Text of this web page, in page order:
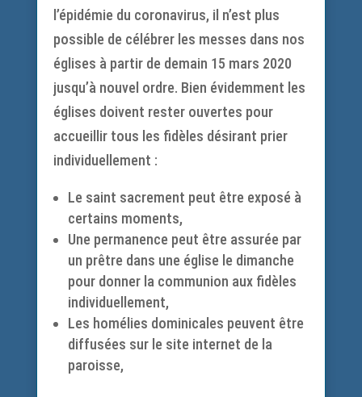
l’épidémie du coronavirus, il n’est plus
possible de célébrer les messes dans nos
églises à partir de demain 15 mars 2020
jusqu’à nouvel ordre. Bien évidemment les
églises doivent rester ouvertes pour
accueillir tous les fidèles désirant prier
individuellement :
Le saint sacrement peut être exposé à
certains moments,
Une permanence peut être assurée par
un prêtre dans une église le dimanche
pour donner la communion aux fidèles
individuellement,
Les homélies dominicales peuvent être
diffusées sur le site internet de la
paroisse,